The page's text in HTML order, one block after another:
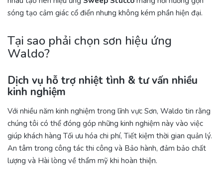
sóng tạo cảm giác cổ điển nhưng không kém phần hiện đại.
Tại sao phải chọn sơn hiệu ứng
Waldo?
Dịch vụ hỗ trợ nhiệt tình & tư vấn nhiều
kinh nghiệm
Với nhiều năm kinh nghiệm trong lĩnh vực Sơn, Waldo tin rằng
chúng tôi có thể đóng góp những kinh nghiệm này vào việc
giúp khách hàng Tối ưu hóa chi phí, Tiết kiệm thời gian quản lý.
An tâm trong công tác thi công và Bảo hành, đảm bảo chất
lượng và Hài lòng về thẩm mỹ khi hoàn thiện.